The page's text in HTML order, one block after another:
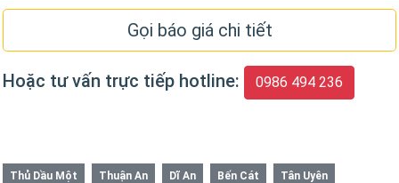
Gọi báo giá chi tiết
Hoặc tư vấn trực tiếp hotline: 0986 494 236
Thủ Dầu Một Thuận An Dĩ An Bến Cát Tân Uyên